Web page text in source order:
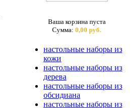
Ваша корзина пуста
Сумма: 0,00 руб.
настольные наборы из
кожи
настольные наборы из
дерева
настольные наборы из
обсидиана
настольные наборы из